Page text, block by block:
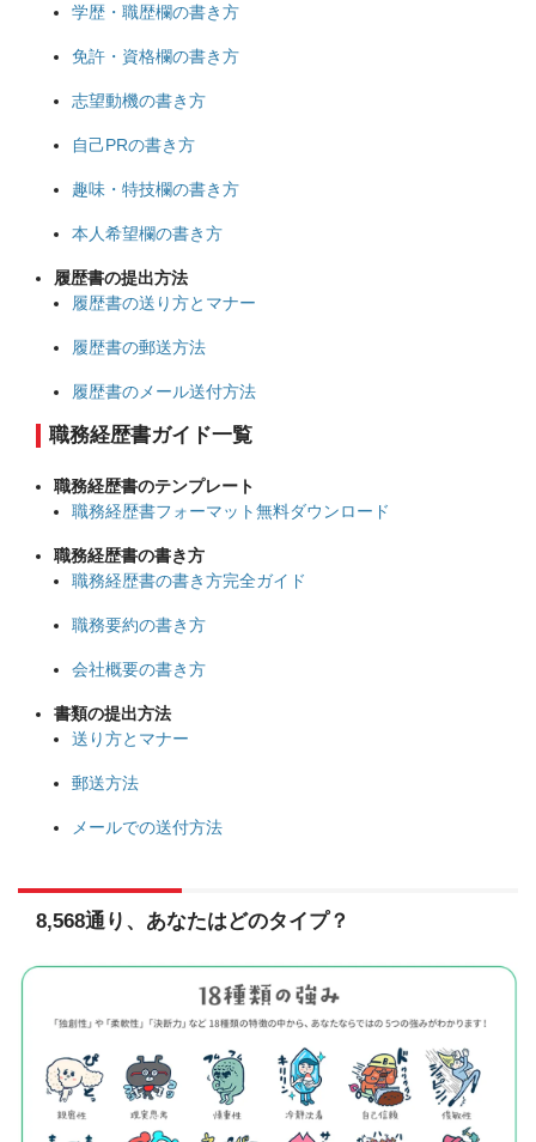
学歴・職歴欄の書き方
免許・資格欄の書き方
志望動機の書き方
自己PRの書き方
趣味・特技欄の書き方
本人希望欄の書き方
履歴書の提出方法
履歴書の送り方とマナー
履歴書の郵送方法
履歴書のメール送付方法
職務経歴書ガイド一覧
職務経歴書のテンプレート
職務経歴書フォーマット無料ダウンロード
職務経歴書の書き方
職務経歴書の書き方完全ガイド
職務要約の書き方
会社概要の書き方
書類の提出方法
送り方とマナー
郵送方法
メールでの送付方法
8,568通り、あなたはどのタイプ？